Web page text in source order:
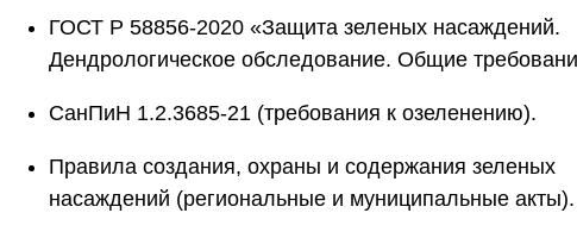
ГОСТ Р 58856-2020 «Защита зеленых насаждений.
Дендрологическое обследование. Общие
СанПиН 1.2.3685-21 (требования к озеленению).
Правила создания, охраны и содержания зеленых
насаждений (региональные и муниципальные акты).